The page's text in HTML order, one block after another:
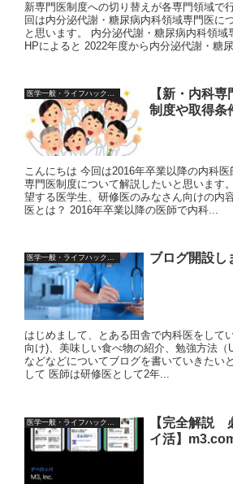
新専門医制度への切り替えが各専門領域で
回は内分泌代謝・糖尿病内科領域専門医に
と思います。 内分泌代謝・糖尿病内科領域
HPによると 2022年度から内分泌代謝・糖
医学一般・ライフハック情報
【新・内科
制度や取得条
こんにちは 今回は2016年卒業以降の内科
専門医制度について解説したいと思います
望する医学生、研修医のみなさん向けの内
医とは？ 2016年卒業以降の医師で内科...
医学一般・ライフハック情報 ブログ開設し
はじめまして、とある田舎で内科医をして
向け)、美味しい食べ物の紹介、勉強方法（
などなどについてブログを書いていきたい
して 医師は研修医として2年...
【完全解説
イ活】